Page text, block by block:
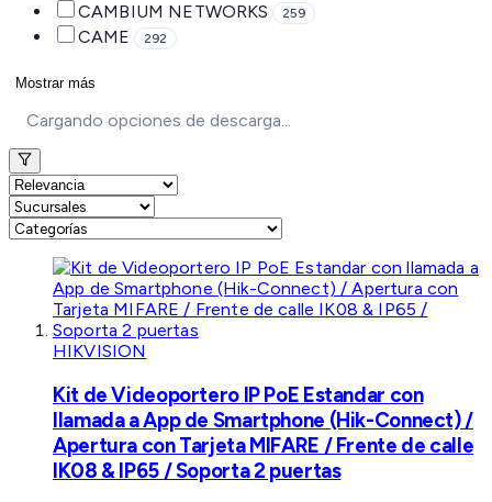
CAMBIUM NETWORKS 259
CAME 292
Mostrar más
Cargando opciones de descarga...
HIKVISION
Kit de Videoportero IP PoE Estandar con
llamada a App de Smartphone (Hik-Connect) /
Apertura con Tarjeta MIFARE / Frente de calle
IK08 & IP65 / Soporta 2 puertas